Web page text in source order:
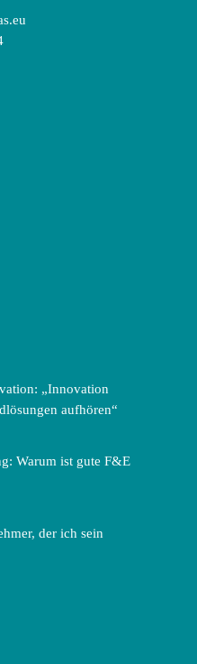
„Innovation
aufhören“
Warum ist gute F&E
der ich sein